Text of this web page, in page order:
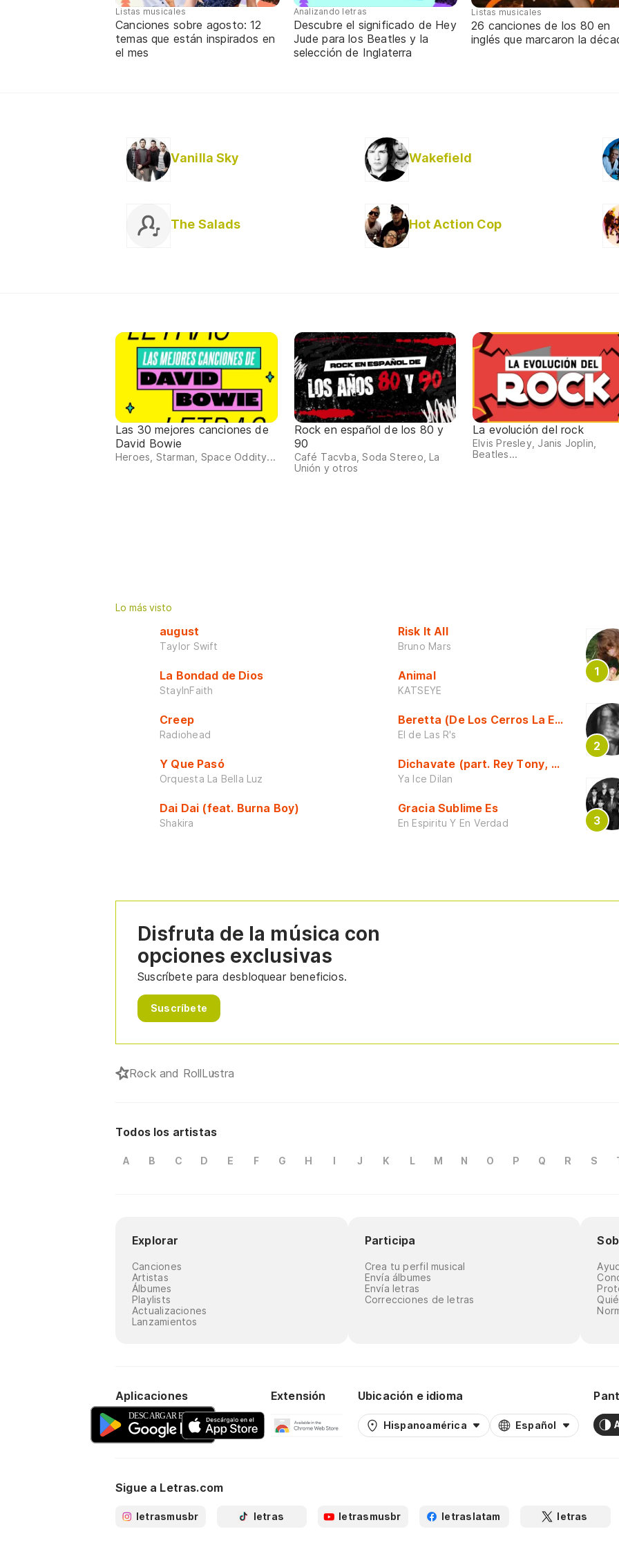
Listas musicales
Canciones sobre agosto: 12
temas que están inspirados en
el mes
Analizando letras
Descubre el significado de Hey
Jude para los Beatles y la
selección de Inglaterra
Listas musicales
26 canciones de los 80 en
inglés que marcaron la
Vanilla Sky Wakefield
The Salads Hot Action Cop
Las 30 mejores canciones de
David Bowie
Heroes, Starman, Space Oddity...
Rock en español de los 80 y
90
Café Tacvba, Soda Stereo, La
Unión y otros
La evolución del rock
Elvis Presley, Janis Joplin,
Beatles...
Lo más visto
august
Taylor Swift
La Bondad de Dios
StayInFaith
Creep
Radiohead
Y Que Pasó
Orquesta La Bella Luz
Dai Dai (feat. Burna Boy)
Shakira
Risk It All
Bruno Mars
Animal
KATSEYE
Beretta (De Los Cerros La Escuela)
El de Las R's
Dichavate (part. Rey Tony, Dj Honda y
Ya Ice Dilan
Gracia Sublime Es
En Espiritu Y En Verdad
Disfruta de la música con
opciones exclusivas
Suscríbete para desbloquear beneficios.
Suscríbete
Rock and RollLustra
Todos los artistas
A B C D E F G H I J K L M N O P Q R S
Explorar
Canciones
Artistas
Álbumes
Playlists
Actualizaciones
Lanzamientos
Participa
Crea tu perfil musical
Envía álbumes
Envía letras
Correcciones de letras
Aplicaciones Extensión Ubicación e idioma
Hispanoamérica Español
Sigue a Letras.com
letrasmusbr letras letrasmusbr letraslatam letras